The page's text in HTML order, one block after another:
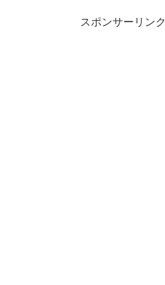
スポンサーリンク